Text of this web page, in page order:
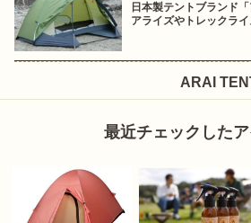
日本製テントブランド
アライズやトレックラ
ARAI
最近チェックした